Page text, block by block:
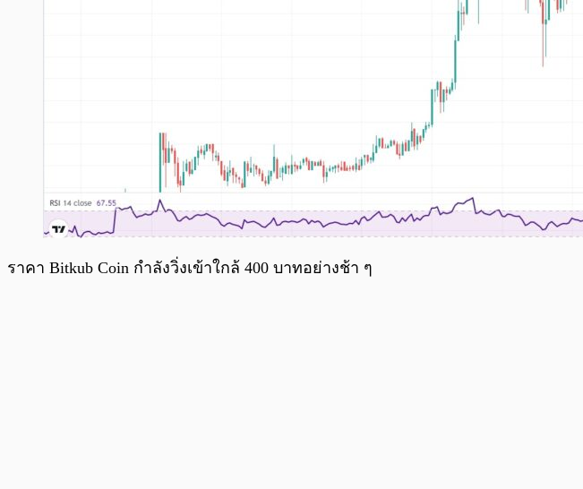
ราคา Bitkub Coin กำลังวิ่งเข้าใกล้ 400 บาทอย่างช้า ๆ